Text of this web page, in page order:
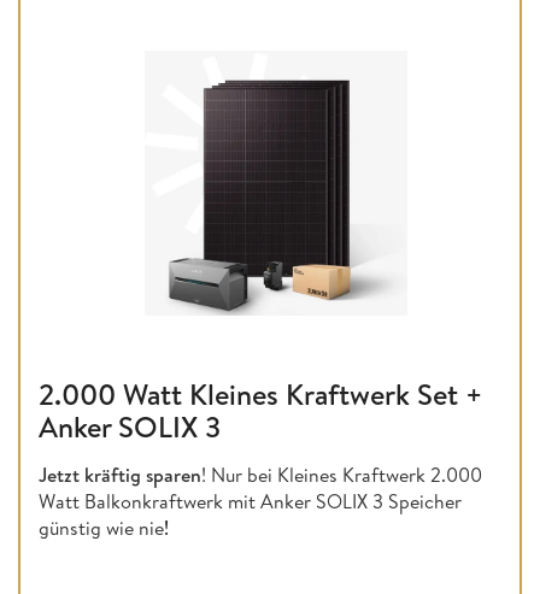
2.000 Watt Kleines Kraftwerk Set +
Anker SOLIX 3
Jetzt kräftig sparen! Nur bei Kleines Kraftwerk 2.000
Watt Balkonkraftwerk mit Anker SOLIX 3 Speicher
günstig wie nie!